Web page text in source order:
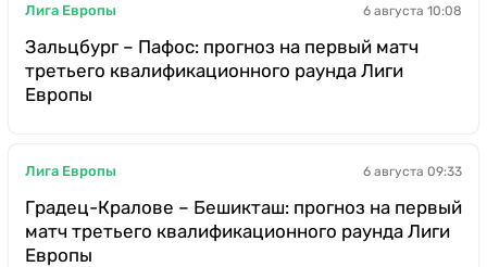
Лига Европы 6 августа 10:08
Зальцбург – Пафос: прогноз на первый матч
третьего квалификационного раунда Лиги
Европы
Лига Европы 6 августа 09:33
Градец-Кралове – Бешикташ: прогноз на первый
матч третьего квалификационного раунда Лиги
Европы